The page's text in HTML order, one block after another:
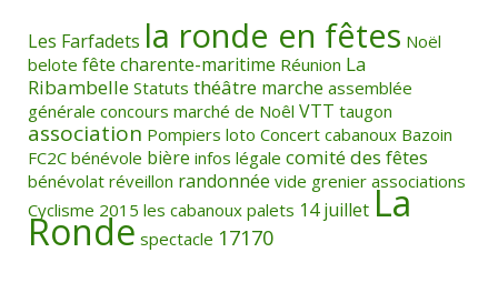
Les Farfadets la ronde en fêtes Noël
belote fête charente-maritime Réunion La
Ribambelle Statuts théâtre marche assemblée
générale concours marché de Noêl VTT taugon
association Pompiers loto Concert cabanoux Bazoin
FC2C bénévole bière infos légale comité des fêtes
bénévolat réveillon randonnée vide grenier associations
Cyclisme 2015 les cabanoux palets 14 juilletLa
Ronde spectacle 17170